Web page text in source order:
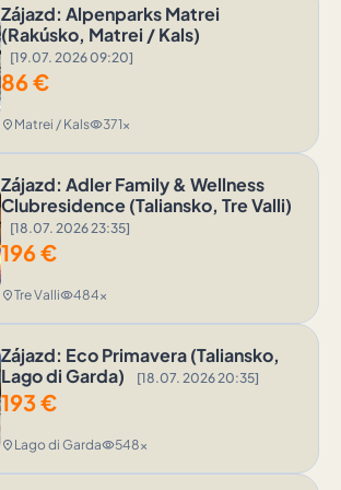
Zájazd: Alpenparks Matrei
(Rakúsko, Matrei / Kals)
[19.07. 2026 09:20]
86€
location_on Matrei / Kalsvisibility371x
Zájazd: Adler Family & Wellness
Clubresidence (Taliansko, Tre Valli)
[18.07. 2026 23:35]
196€
location_onTre Vallivisibility484x
Zájazd: Eco Primavera (Taliansko,
Lago di Garda)
[18.07. 2026 20:35]
193€
location_on Lago di Gardavisibility548x